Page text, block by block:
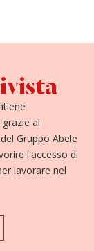
al
Gruppo Abele
l'accesso di
lavorare nel